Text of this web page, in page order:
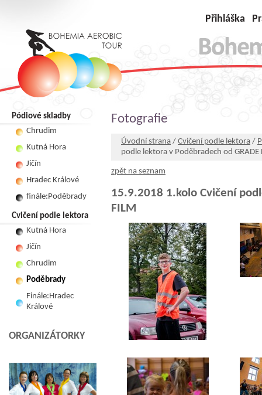
Přihláška
Pódiové skladby
Chrudim
Kutná Hora
Jičín
Hradec Králové
finále:Poděbrady
Cvičení podle lektora
Kutná Hora
Jičín
Chrudim
Poděbrady
Finále:Hradec
Králové
ORGANIZÁTORKY
Fotografie
Úvodní strana / Cvičení podle lektora /
podle lektora v Poděbradech od GRADE
zpět na seznam
15.9.2018 1.kolo Cvičení
FILM